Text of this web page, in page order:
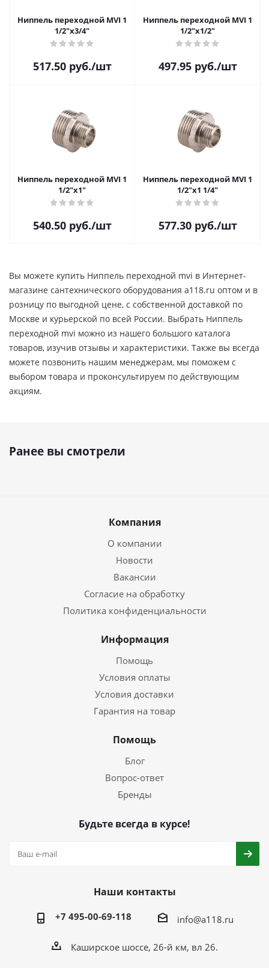
Ниппель переходной MVI 1
1/2"х3/4"
517.50руб./шт
Ниппель переходной MVI 1
1/2"х1/2"
497.95руб./шт
Ниппель переходной MVI 1
1/2"х1"
540.50руб./шт
Ниппель переходной MVI 1
1/2"х1 1/4"
577.30руб./шт
Вы можете купить Ниппель переходной mvi в Интернет-
магазине сантехнического оборудования a118.ru оптом и в
розницу по выгодной цене, c собственной доставкой по
Москве и курьерской по всей России. Выбрать Ниппель
переходной mvi можно из нашего большого каталога
товаров, изучив отзывы и характеристики. Также вы всегда
можете позвонить нашим менеджерам, мы поможем с
выбором товара и проконсультируем по действующим
акциям.
Ранее вы смотрели
Компания
О компании
Новости
Вакансии
Согласие на обработку
Политика конфиденциальности
Информация
Помощь
Условия оплаты
Условия доставки
Гарантия на товар
Помощь
Блог
Вопрос-ответ
Бренды
Будьте всегда в курсе!
Наши контакты
+7 495-00-69-118 info@a118.ru
Каширское шоссе, 26-й км, вл 26.